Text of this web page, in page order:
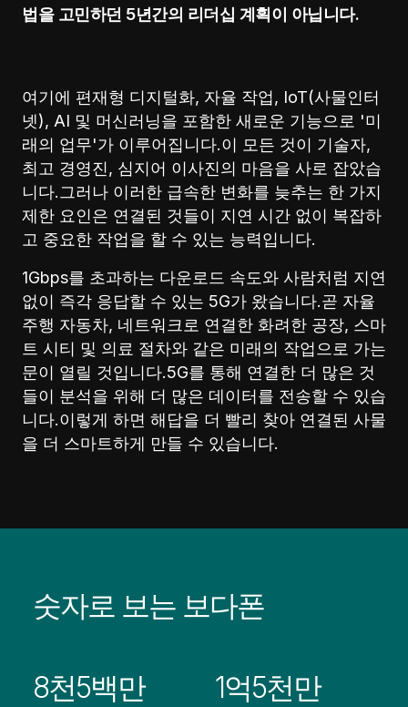
법을 고민하던 5년간의 리더십 계획이 아닙니다.
여기에 편재형 디지털화, 자율 작업, IoT(사물인터
넷), AI 및 머신러닝을 포함한 새로운 기능으로 '미
래의 업무'가 이루어집니다.이 모든 것이 기술자,
최고 경영진, 심지어 이사진의 마음을 사로 잡았습
니다.그러나 이러한 급속한 변화를 늦추는 한 가지
제한 요인은 연결된 것들이 지연 시간 없이 복잡하
고 중요한 작업을 할 수 있는 능력입니다.
1Gbps를 초과하는 다운로드 속도와 사람처럼 지연
없이 즉각 응답할 수 있는 5G가 왔습니다.곧 자율
주행 자동차, 네트워크로 연결한 화려한 공장, 스마
트 시티 및 의료 절차와 같은 미래의 작업으로 가는
문이 열릴 것입니다.5G를 통해 연결한 더 많은 것
들이 분석을 위해 더 많은 데이터를 전송할 수 있습
니다.이렇게 하면 해답을 더 빨리 찾아 연결된 사물
을 더 스마트하게 만들 수 있습니다.
숫자로 보는 보다폰
8천5백만 1억5천만